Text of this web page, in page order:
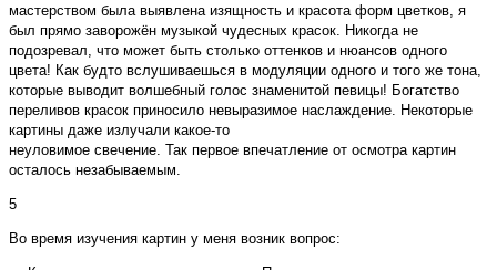
мастерством была выявлена изящность и красота форм цветков, я
был прямо заворожён музыкой чудесных красок. Никогда не
подозревал, что может быть столько оттенков и нюансов одного
цвета! Как будто вслушиваешься в модуляции одного и того же тона,
которые выводит волшебный голос знаменитой певицы! Богатство
переливов красок приносило невыразимое наслаждение. Некоторые
картины даже излучали какое-то
неуловимое свечение. Так первое впечатление от осмотра картин
осталось незабываемым.
5
Во время изучения картин у меня возник вопрос: